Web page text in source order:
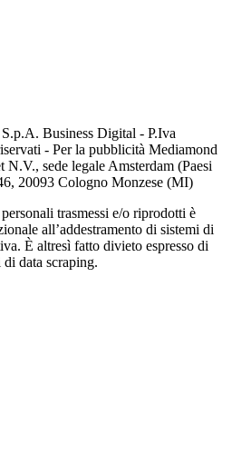
Business Digital - P.Iva
- Per la pubblicità Mediamond
sede legale Amsterdam (Paesi
20093 Cologno Monzese (MI)
trasmessi e/o riprodotti è
all’addestramento di sistemi di
È altresì fatto divieto espresso di
data scraping.